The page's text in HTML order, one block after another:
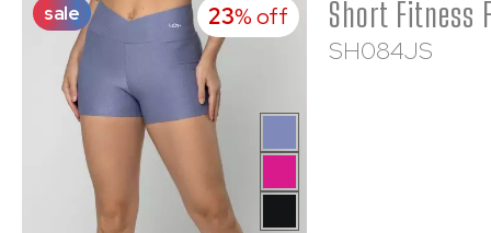
sale 23% off
SH084JS